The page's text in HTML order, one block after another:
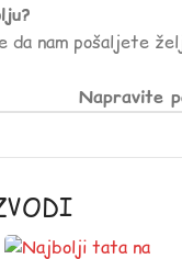
nam pošaljete
Napravite